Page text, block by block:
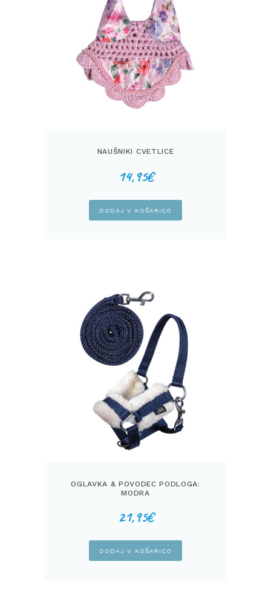
NAUŠNIKI CVETLICE
14,95€
DODAJ V KOŠARICO
OGLAVKA & POVODEC PODLOGA:
MODRA
21,95€
DODAJ V KOŠARICO